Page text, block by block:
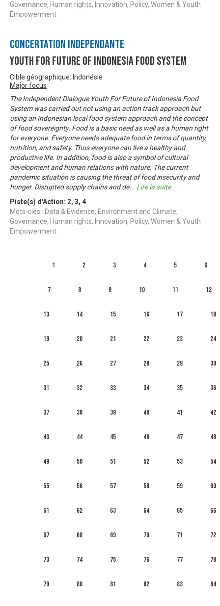
Governance, Human rights, Innovation, Policy, Women & Youth
Empowerment
Concertation Indépendante
Youth For Future of Indonesia Food System
Cible géographique: Indonésie
Major focus
The Independent Dialogue Youth For Future of Indonesia Food
System was carried out not using an action track approach but
using an Indonesian local food system approach and the concept
of food sovereignty. Food is a basic need as well as a human right
for everyone. Everyone needs adequate food in terms of quantity,
nutrition, and safety. Thus everyone can live a healthy and
productive life. In addition, food is also a symbol of cultural
development and human relations with nature. The current
pandemic situation is causing the threat of food insecurity and
hunger. Disrupted supply chains and de... Lire la suite
Piste(s) d'Action: 2, 3, 4
Mots-clés : Data & Evidence, Environment and Climate,
Governance, Human rights, Innovation, Policy, Women & Youth
Empowerment
1 2 3 4 5 6
7 8 9 10 11 12
13 14 15 16 17 18
19 20 21 22 23 24
25 26 27 28 29 30
31 32 33 34 35 36
37 38 39 40 41 42
43 44 45 46 47 48
49 50 51 52 53 54
55 56 57 58 59 60
61 62 63 64 65 66
67 68 69 70 71 72
73 74 75 76 77 78
79 80 81 82 83 84